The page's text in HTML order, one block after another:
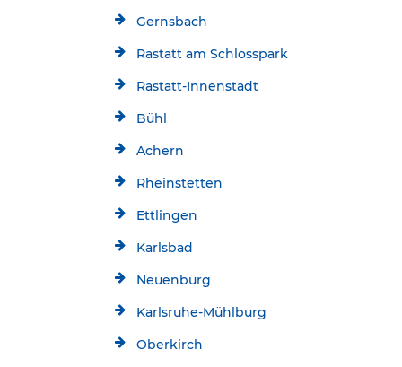
Gernsbach
Rastatt am Schlosspark
Rastatt-Innenstadt
Bühl
Achern
Rheinstetten
Ettlingen
Karlsbad
Neuenbürg
Karlsruhe-Mühlburg
Oberkirch